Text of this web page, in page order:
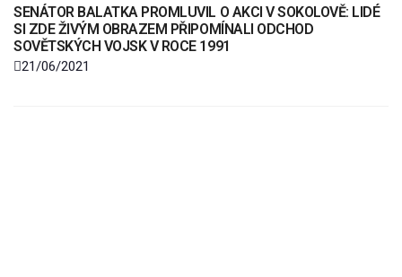
SENÁTOR BALATKA PROMLUVIL O AKCI V SOKOLOVĚ: LIDÉ
SI ZDE ŽIVÝM OBRAZEM PŘIPOMÍNALI ODCHOD
SOVĚTSKÝCH VOJSK V ROCE 1991
21/06/2021